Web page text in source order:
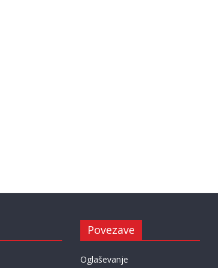
Povezave
Oglaševanje